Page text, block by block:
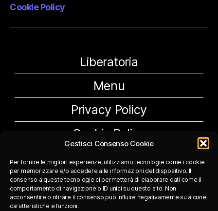
Gestisci Consenso Cookie
Per fornire le migliori esperienze, utilizziamo tecnologie come i cookie
per memorizzare e/o accedere alle informazioni del dispositivo. Il
consenso a queste tecnologie ci permetterà di elaborare dati come il
comportamento di navigazione o ID unici su questo sito. Non
acconsentire o ritirare il consenso può influire negativamente su alcune
caratteristiche e funzioni.
Cookie Policy
Liberatoria
Menu
Privacy Policy
Cookie Policy